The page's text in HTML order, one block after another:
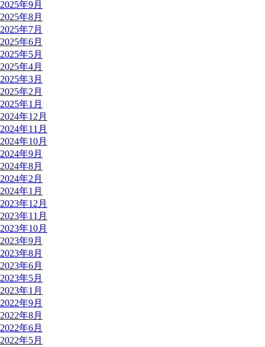
2025年9月
2025年8月
2025年7月
2025年6月
2025年5月
2025年4月
2025年3月
2025年2月
2025年1月
2024年12月
2024年11月
2024年10月
2024年9月
2024年8月
2024年2月
2024年1月
2023年12月
2023年11月
2023年10月
2023年9月
2023年8月
2023年6月
2023年5月
2023年1月
2022年9月
2022年8月
2022年6月
2022年5月